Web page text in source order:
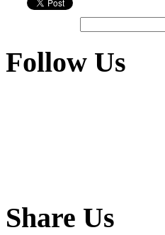
Follow Us
Share Us